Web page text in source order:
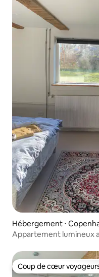
Hébergement ⋅
Appartement lumineux
Coup de cœur
Coup de cœur